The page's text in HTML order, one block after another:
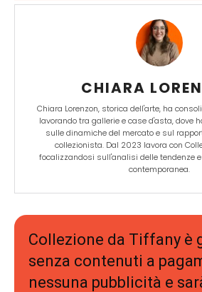
CHIARA
Chiara Lorenzon, storica dell'arte, ha
lavorando tra gallerie e case d'asta, dove
sulle dinamiche del mercato e sul
collezionista. Dal 2023 lavora con
focalizzandosi sull'analisi delle tendenze
contemporanea.
Collezione da Tiffany è
senza contenuti a
nessuna pubblicità e